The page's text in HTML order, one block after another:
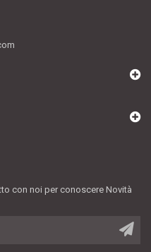
con noi per conoscere Novità